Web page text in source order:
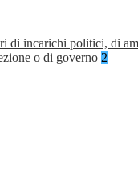
di incarichi politici, di
o di governo 2